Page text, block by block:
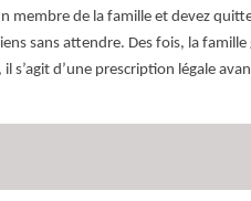
membre de la famille et devez
sans attendre. Des fois, la
il s’agit d’une prescription légale